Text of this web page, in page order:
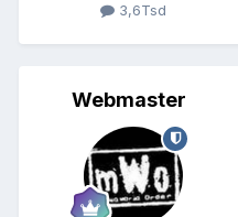
3,6Tsd
Webmaster